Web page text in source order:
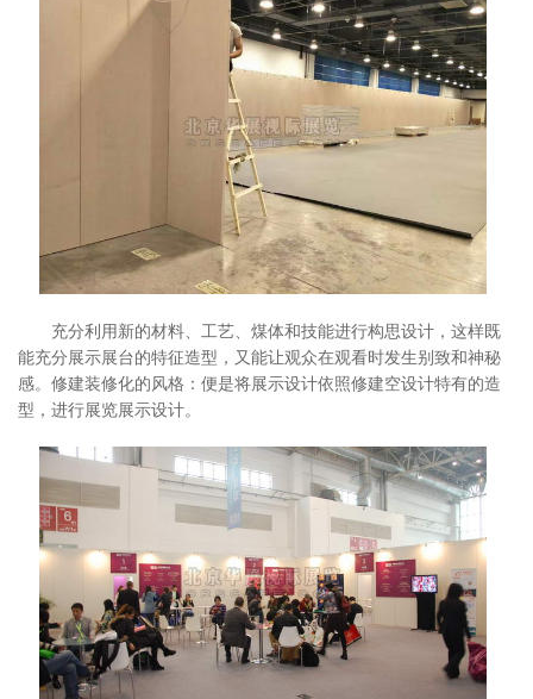
充分利用新的材料、工艺、煤体和技能进行构思设计，这样既
能充分展示展台的特征造型，又能让观众在观看时发生别致和神秘
感。修建装修化的风格：便是将展示设计依照修建空设计特有的造
型，进行展览展示设计。